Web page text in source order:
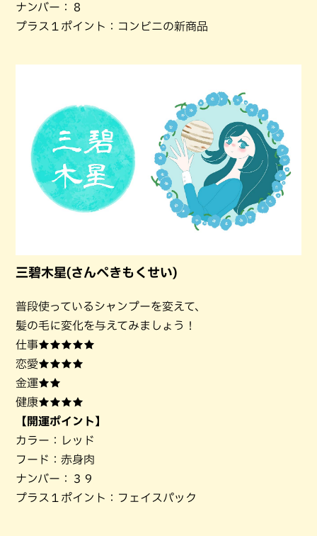
ナンバー：８
プラス１ポイント：コンビニの新商品
三碧木星(さんぺきもくせい)
普段使っているシャンプーを変えて、
髪の毛に変化を与えてみましょう！
仕事★★★★★
恋愛★★★★
金運★★
健康★★★★
【開運ポイント】
カラー：レッド
フード：赤身肉
ナンバー：３９
プラス１ポイント：フェイスパック